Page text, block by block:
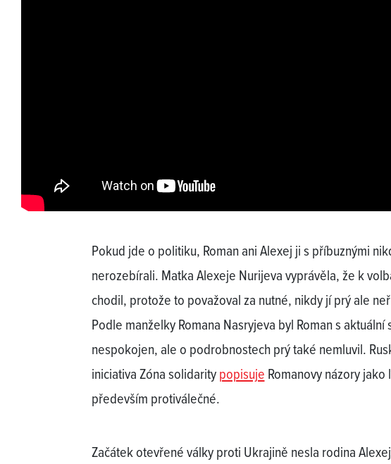
Pokud jde o politiku, Roman ani Alexej ji s příbuznými
nerozebírali. Matka Alexeje Nurijeva vyprávěla, že k
chodil, protože to považoval za nutné, nikdy jí prý ale
Podle manželky Romana Nasryjeva byl Roman s aktuální
nespokojen, ale o podrobnostech prý také nemluvil.
iniciativa Zóna solidaritypopisuje Romanovy názory
především protiválečné.
Začátek otevřené války proti Ukrajině nesla rodina